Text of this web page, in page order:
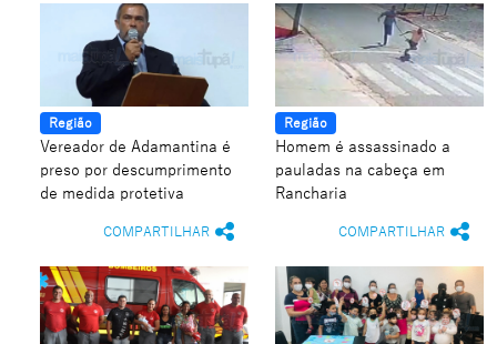
Região
Vereador de Adamantina é
preso por descumprimento
de medida protetiva
COMPARTILHAR
Região
Homem é assassinado a
pauladas na cabeça em
Rancharia
COMPARTILHAR